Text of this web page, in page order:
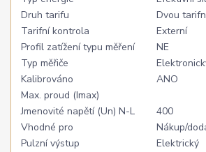
Druh tarifu
Dvou
Tarifní kontrola
Externí
Profil zatížení typu měření
NE
Typ měřiče
Kalibrováno
ANO
Max. proud (Imax)
Jmenovité napětí (Un) N-L
400
Vhodné pro
Nákup/
Pulzní výstup
Elektrický